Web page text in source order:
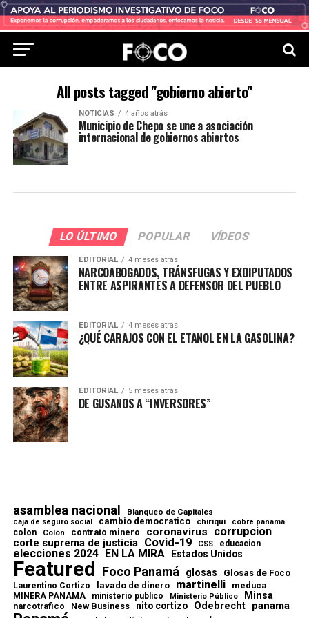
All posts tagged "gobierno abierto"
NOTICIAS 4 años atrás
Municipio de Chepo se une a asociación
internacional de gobiernos abiertos
LO ÚLTIMO POPULAR VÍDEOS
EDITORIAL 4 meses atrás
NARCOABOGADOS, TRÁNSFUGAS Y EXDIPUTADOS
ENTRE ASPIRANTES A DEFENSOR DEL PUEBLO
EDITORIAL 4 meses atrás
¿QUÉ CARAJOS CON EL ETANOL EN LA GASOLINA?
EDITORIAL 5 meses atrás
DE GUSANOS A “INVERSORES”
asamblea nacional Blanqueo de Capitales
caja de seguro social cambio democratico chiriqui cobre panama
colon Colón contrato minero coronavirus corrupcion
corte suprema de justicia Covid-19 CSS educacion
elecciones 2024 EN LA MIRA Estados Unidos
Featured Foco Panamá glosas Glosas de Foco
Laurentino Cortizo lavado de dinero martinelli meduca
MINERA PANAMA ministerio publico Ministerio Público Minsa
narcotrafico New Business nito cortizo Odebrecht panama